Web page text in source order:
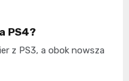
PS4?
z PS3, a obok nowsza